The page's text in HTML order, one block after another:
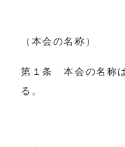
（本会の名称）
第１条 本会の名称
る。